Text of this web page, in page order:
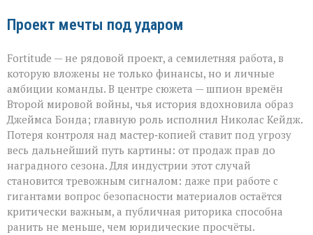
Проект мечты под ударом
Fortitude — не рядовой проект, а семилетняя работа, в
которую вложены не только финансы, но и личные
амбиции команды. В центре сюжета — шпион времён
Второй мировой войны, чья история вдохновила образ
Джеймса Бонда; главную роль исполнил Николас Кейдж.
Потеря контроля над мастер‑копией ставит под угрозу
весь дальнейший путь картины: от продаж прав до
наградного сезона. Для индустрии этот случай
становится тревожным сигналом: даже при работе с
гигантами вопрос безопасности материалов остаётся
критически важным, а публичная риторика способна
ранить не меньше, чем юридические просчёты.